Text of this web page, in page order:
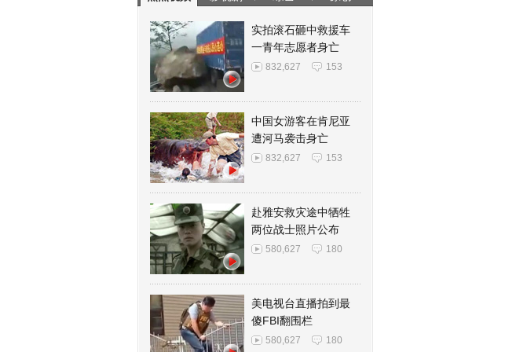
实拍滚石砸中救援车
一青年志愿者身亡
832,627 153
中国女游客在肯尼亚
遭河马袭击身亡
832,627 153
赴雅安救灾途中牺牲
两位战士照片公布
580,627 180
美电视台直播拍到最
傻FBI翻围栏
580,627 180